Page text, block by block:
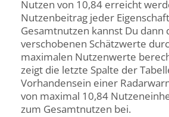
Nutzen von 10,84 erreicht
Nutzenbeitrag jeder
Gesamtnutzen kannst Du dann
verschobenen Schätzwerte
maximalen Nutzenwerte
zeigt die letzte Spalte der
Vorhandensein einer
von maximal 10,84
zum Gesamtnutzen bei.